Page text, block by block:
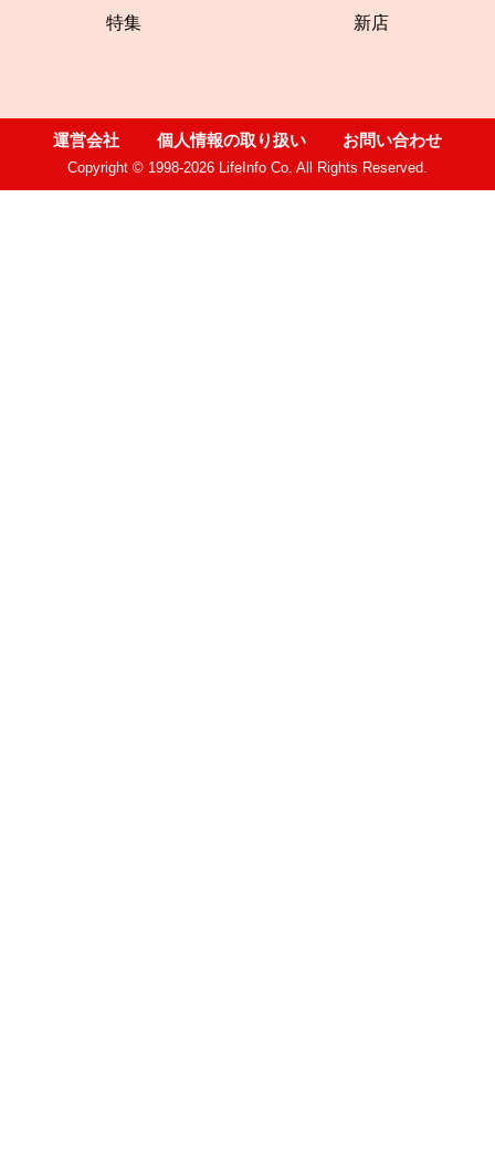
特集 新店
運営会社 個人情報の取り扱い お問い合わせ
Copyright © 1998-2026 LifeInfo Co. All Rights Reserved.